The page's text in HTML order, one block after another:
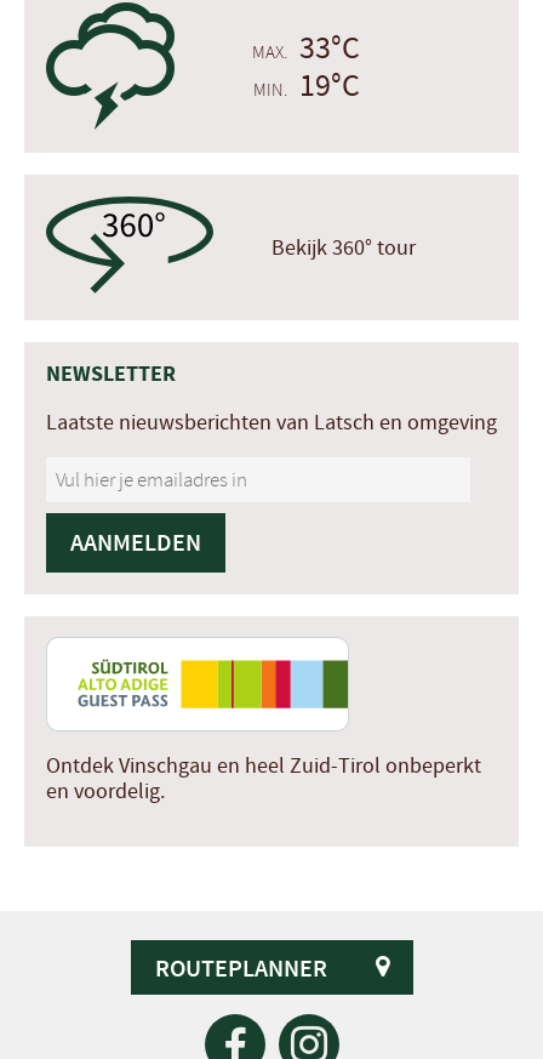
0 MAX. 33°C
MIN. 19°C
Bekijk 360° tour
NEWSLETTER
Laatste nieuwsberichten van Latsch en omgeving
Ontdek Vinschgau en heel Zuid-Tirol onbeperkt
en voordelig.
ROUTEPLANNER